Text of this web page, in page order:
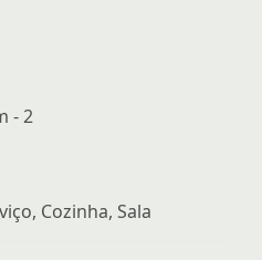
- 2
Cozinha, Sala